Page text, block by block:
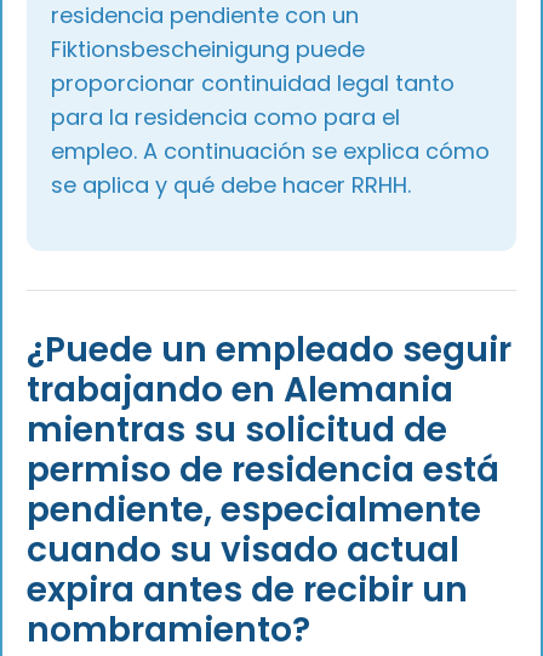
residencia pendiente con un
Fiktionsbescheinigung puede
proporcionar continuidad legal tanto
para la residencia como para el
empleo. A continuación se explica cómo
se aplica y qué debe hacer RRHH.
¿Puede un empleado seguir
trabajando en Alemania
mientras su solicitud de
permiso de residencia está
pendiente, especialmente
cuando su visado actual
expira antes de recibir un
nombramiento?